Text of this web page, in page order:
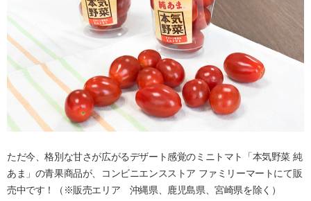
ただ今、格別な甘さが広がるデザート感覚のミニトマト「本気野菜 純
あま」の青果商品が、コンビニエンスストア ファミリーマートにて販
売中です！（※販売エリア 沖縄県、鹿児島県、宮崎県を除く）